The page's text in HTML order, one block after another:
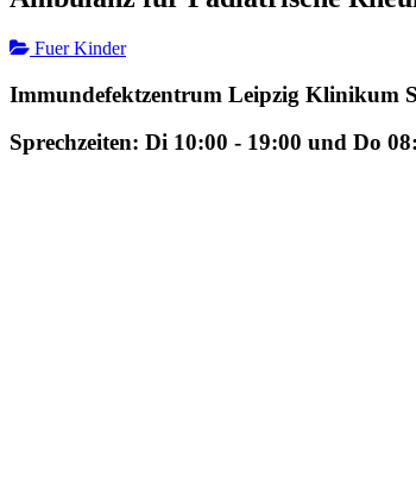
Fuer Kinder
Immundefektzentrum Leipzig Klinikum
Sprechzeiten: Di 10:00 - 19:00 und Do